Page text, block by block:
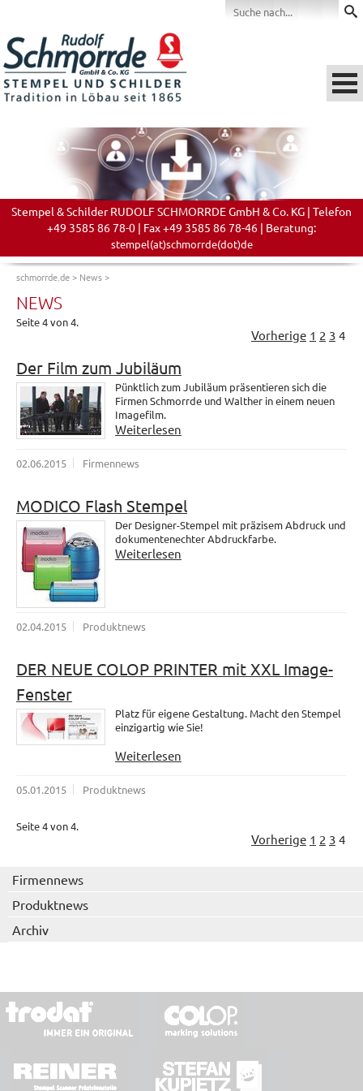
Stempel & Schilder RUDOLF SCHMORRDE GmbH & Co. KG | Telefon
+49 3585 86 78-0 | Fax +49 3585 86 78-46 | Beratung:
stempel(at)schmorrde(dot)de
schmorrde.de> News>
NEWS
Seite 4 von 4.
Vorherige 1 2 3 4
Der Film zum Jubiläum
Pünktlich zum Jubiläum präsentieren sich die
Firmen Schmorrde und Walther in einem neuen
Imagefilm.
Weiterlesen
02.06.2015 Firmennews
MODICO Flash Stempel
Der Designer-Stempel mit präzisem Abdruck und
dokumentenechter Abdruckfarbe.
Weiterlesen
02.04.2015 Produktnews
DER NEUE COLOP PRINTER mit XXL Image-
Fenster
Platz für eigene Gestaltung. Macht den Stempel
einzigartig wie Sie!
Weiterlesen
05.01.2015 Produktnews
Seite 4 von 4.
Vorherige 1 2 3 4
Firmennews
Produktnews
Archiv